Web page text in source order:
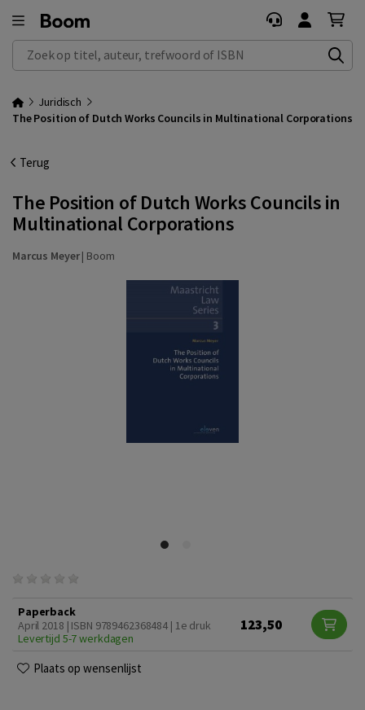
Zoek op titel, auteur, trefwoord of ISBN
Juridisch
The Position of Dutch Works Councils in Multinational Corporations
Terug
The Position of Dutch Works Councils in
Multinational Corporations
Marcus Meyer| Boom
Paperback
April 2018 | ISBN 9789462368484 | 1e druk
Levertijd 5-7 werkdagen
123,50
Plaats op wensenlijst